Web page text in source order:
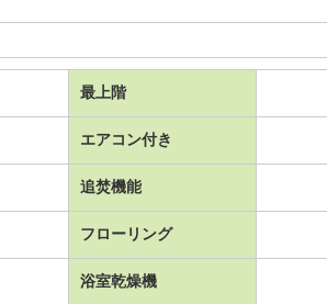
最上階
エアコン付き
追焚機能
フローリング
浴室乾燥機